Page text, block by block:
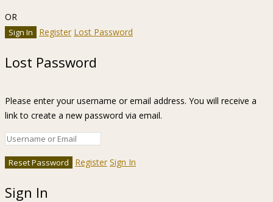
OR
Register Lost Password
Lost Password
Please enter your username or email address. You will receive a
link to create a new password via email.
Register Sign In
Sign In